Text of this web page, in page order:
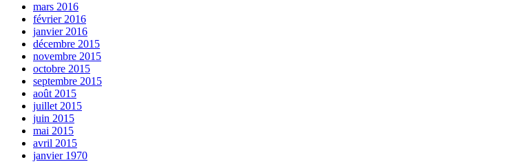
mars 2016
février 2016
janvier 2016
décembre 2015
novembre 2015
octobre 2015
septembre 2015
août 2015
juillet 2015
juin 2015
mai 2015
avril 2015
janvier 1970